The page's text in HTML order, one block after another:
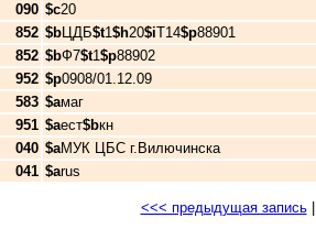
090 $c20
852 $bЦДБ$t1$h20$iТ14$p88901
852 $bФ7$t1$p88902
952 $p0908/01.12.09
583 $aмаг
951 $aест$bкн
040 $aМУК ЦБС г.Вилючинска
041 $arus
<<< предыдущая запись|